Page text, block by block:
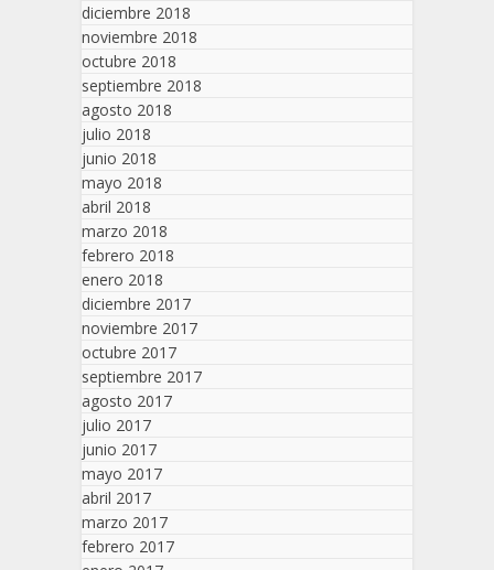
diciembre 2018
noviembre 2018
octubre 2018
septiembre 2018
agosto 2018
julio 2018
junio 2018
mayo 2018
abril 2018
marzo 2018
febrero 2018
enero 2018
diciembre 2017
noviembre 2017
octubre 2017
septiembre 2017
agosto 2017
julio 2017
junio 2017
mayo 2017
abril 2017
marzo 2017
febrero 2017